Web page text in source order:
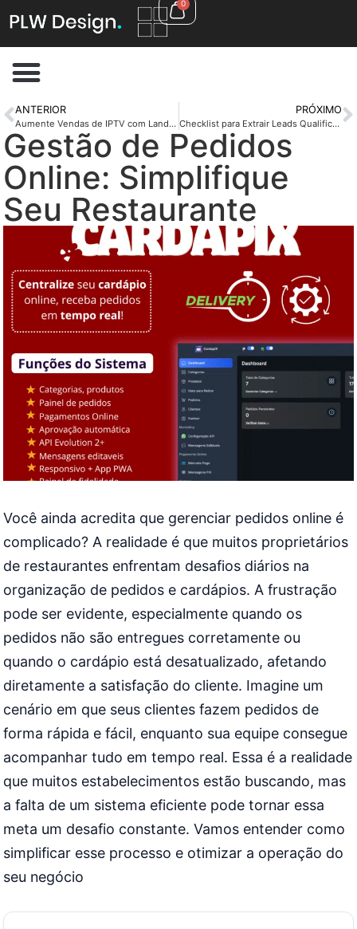
0
ANTERIOR
Aumente Vendas de IPTV com Landing Pages Eficazes
PRÓXIMO
Checklist para Extrair Leads Qualificados do Instagram
Gestão de Pedidos
Online: Simplifique
Seu Restaurante
Você ainda acredita que gerenciar pedidos online é
complicado? A realidade é que muitos proprietários
de restaurantes enfrentam desafios diários na
organização de pedidos e cardápios. A frustração
pode ser evidente, especialmente quando os
pedidos não são entregues corretamente ou
quando o cardápio está desatualizado, afetando
diretamente a satisfação do cliente. Imagine um
cenário em que seus clientes fazem pedidos de
forma rápida e fácil, enquanto sua equipe consegue
acompanhar tudo em tempo real. Essa é a realidade
que muitos estabelecimentos estão buscando, mas
a falta de um sistema eficiente pode tornar essa
meta um desafio constante. Vamos entender como
simplificar esse processo e otimizar a operação do
seu negócio